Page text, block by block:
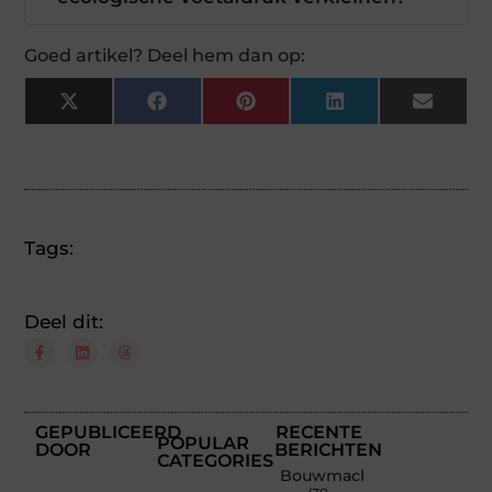
Goed artikel? Deel hem dan op:
X
(Twitter)
FacebookPinterestLinkedInEmail
Tags:
Deel dit:
GEPUBLICEERD
DOOR
POPULAR
CATEGORIES
RECENTE
BERICHTEN
Bouwmachines